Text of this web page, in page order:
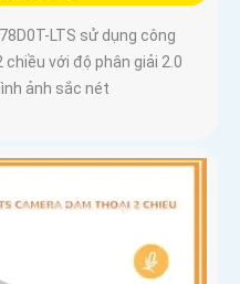
LTS sử dụng công
chiều với độ phân giải 2.0
ảnh sắc nét